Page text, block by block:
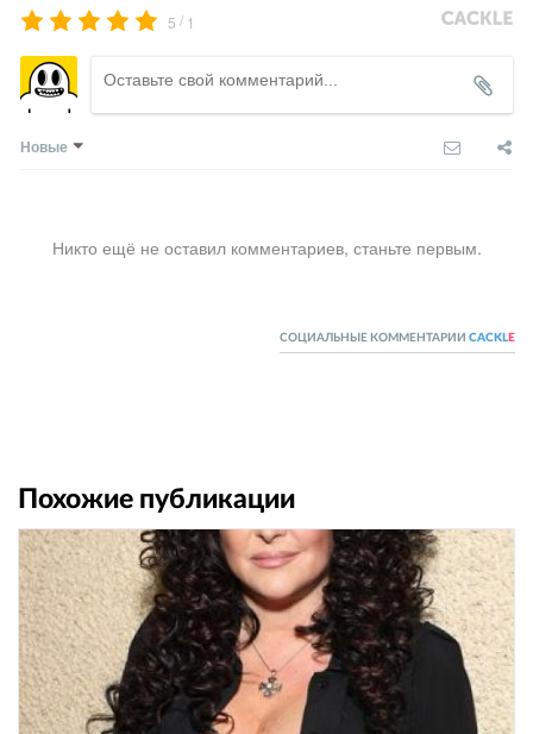
5 / 1
Новые
Никто ещё не оставил комментариев, станьте первым.
СОЦИАЛЬНЫЕ КОММЕНТАРИИ CACKL E
Похожие публикации